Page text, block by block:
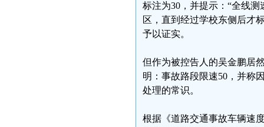
标注为30，并提示：“全线
区，直到经过学校东侧后才
予以证实。
但作为被控告人的吴金鹏居
明：事故路段限速50，并称
处理的常识。
根据《道路交通事故车辆速